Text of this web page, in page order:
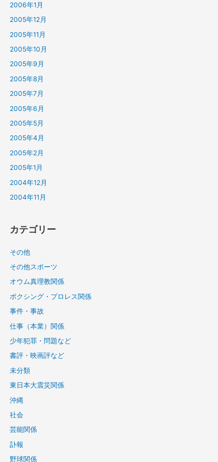
2006年1月
2005年12月
2005年11月
2005年10月
2005年9月
2005年8月
2005年7月
2005年6月
2005年5月
2005年4月
2005年2月
2005年1月
2004年12月
2004年11月
カテゴリー
その他
その他スポーツ
オウム真理教関係
ボクシング・プロレス関係
事件・事故
仕事（本業）関係
少年犯罪・問題など
書評・映画評など
未分類
東日本大震災関係
沖縄
社会
芸能関係
訃報
野球関係